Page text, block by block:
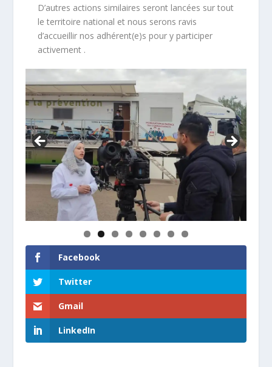
D’autres actions similaires seront lancées sur tout
le territoire national et nous serons ravis
d’accueillir nos adhérent(e)s pour y participer
activement .
Facebook
Twitter
Gmail
LinkedIn